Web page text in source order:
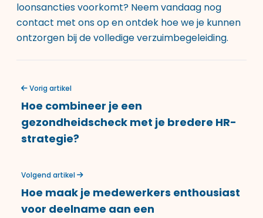
loonsancties voorkomt? Neem vandaag nog
contact met ons open ontdek hoe we je kunnen
ontzorgen bij de volledige verzuimbegeleiding.
Vorig artikel
Hoe combineer je een
gezondheidscheck met je bredere HR-
strategie?
Volgend artikel
Hoe maak je medewerkers enthousiast
voor deelname aan een